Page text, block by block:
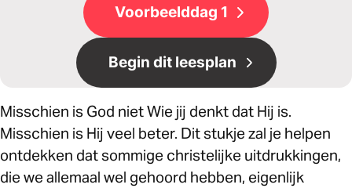
Voorbeelddag 1
Begin dit leesplan
Misschien is God niet Wie jij denkt dat Hij is.
Misschien is Hij veel beter. Dit stukje zal je helpen
ontdekken dat sommige christelijke uitdrukkingen,
die we allemaal wel gehoord hebben, eigenlijk